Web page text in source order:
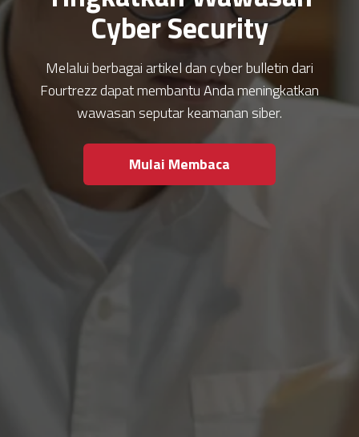
Cyber Security
Melalui berbagai artikel dan cyber bulletin dari
Fourtrezz dapat membantu Anda meningkatkan
wawasan seputar keamanan siber.
Mulai Membaca